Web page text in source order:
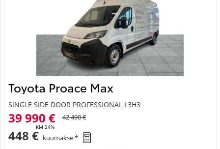
Toyota Proace Max
SINGLE SIDE DOOR PROFESSIONAL L3H3
39 990 €
KM 24%
42 490 €
448 € kuumakse *